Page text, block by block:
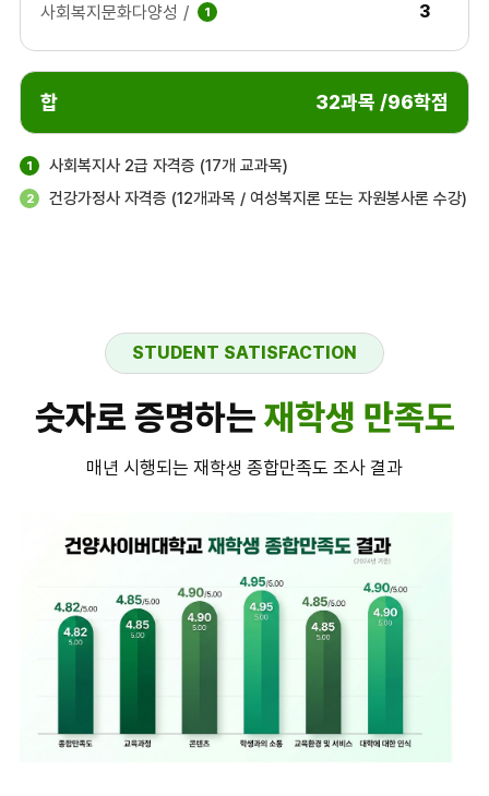
사회복지문화다양성 / 1 3
합 32과목 /96학점
1 사회복지사 2급 자격증 (17개 교과목)
2 건강가정사 자격증 (12개과목 / 여성복지론 또는 자원봉사론 수강)
STUDENT SATISFACTION
숫자로 증명하는 재학생 만족도
매년 시행되는 재학생 종합만족도 조사 결과